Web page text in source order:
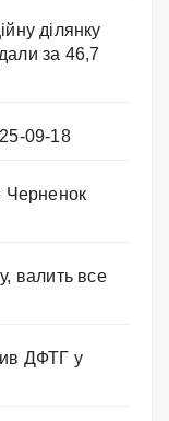
ділянку
за 46,7
09-18
Черненок
валить все
ДФТГ у